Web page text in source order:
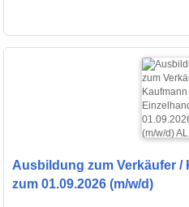
Ausbildung zum Verkäufer /
zum 01.09.2026 (m/w/d)